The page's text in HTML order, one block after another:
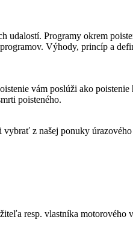
udalostí. Programy okrem
Výhody, princíp a
vám poslúži ako poistenie
poisteného.
z našej ponuky
resp. vlastníka motorového